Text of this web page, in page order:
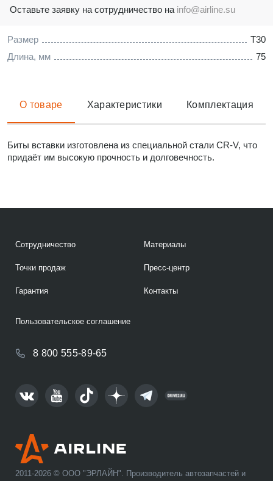
Размер
T30
Длина, мм
75
Оставьте заявку на сотрудничество на info@airline.su
О товаре Характеристики Комплектация
Биты вставки изготовлена из специальной стали CR-V, что
придаёт им высокую прочность и долговечность.
2011-2026 © ООО "ЭРЛАЙН". Производитель автозапчастей и
Сотрудничество
Точки продаж
Гарантия
Материалы
Пресс-центр
Контакты
8 800 555-89-65
Пользовательское соглашение